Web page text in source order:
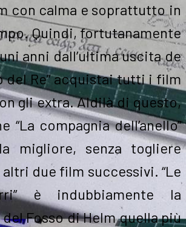
con calma e soprattutto in
Quindi, fortutanamente
anni dall’ultima uscita de
del Re” acquistai tutti i film
gli extra. Aldilà di questo,
“La compagnia dell’anello”
migliore, senza togliere
due film successivi. “Le
è indubbiamente la
Fosso di Helm quella più